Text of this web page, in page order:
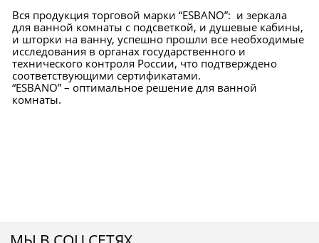
Вся продукция торговой марки “ESBANO”: и зеркала
для ванной комнаты с подсветкой, и душевые кабины,
и шторки на ванну, успешно прошли все необходимые
исследования в органах государственного и
технического контроля России, что подтверждено
соответствующими сертификатами.
“ESBANO” – оптимальное решение для ванной
комнаты.